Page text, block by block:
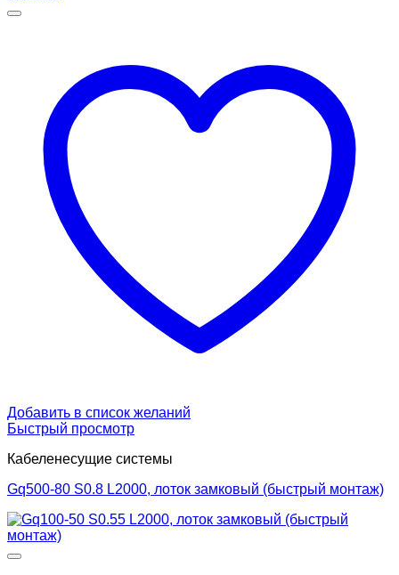
Добавить в список желаний
Быстрый просмотр
Кабеленесущие системы
Gq500-80 S0.8 L2000, лоток замковый (быстрый монтаж)